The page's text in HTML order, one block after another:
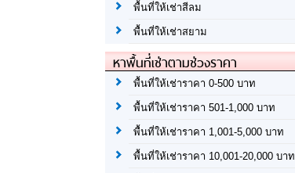
พื้นที่ให้เช่าสีลม
พื้นที่ให้เช่าสยาม
หาพื้นที่เช่าตามช่วงราคา
พื้นที่ให้เช่าราคา 0-500 บาท
พื้นที่ให้เช่าราคา 501-1,000 บาท
พื้นที่ให้เช่าราคา 1,001-5,000 บาท
พื้นที่ให้เช่าราคา 10,001-20,000 บาท